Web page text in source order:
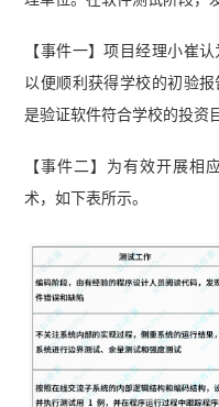
【事件一】项目经理小崔
以便顺利获得学校的初验
是验证软件符合学校的投资
【事件二】为有效开展相
术，如下表所示。